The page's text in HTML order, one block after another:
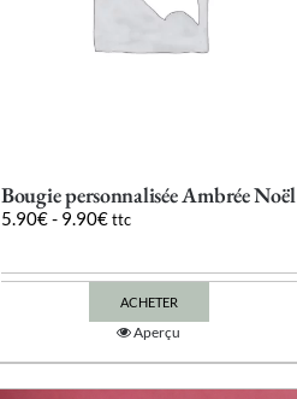
page
produit
Bougie personnalisée Ambrée Noël
5.90€- 9.90€ ttc
ACHETER
Ce
produit
a
plusieurs
Aperçu